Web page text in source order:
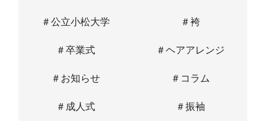
＃公立小松大学 ＃袴
＃卒業式 ＃ヘアアレンジ
＃お知らせ ＃コラム
＃成人式 ＃振袖